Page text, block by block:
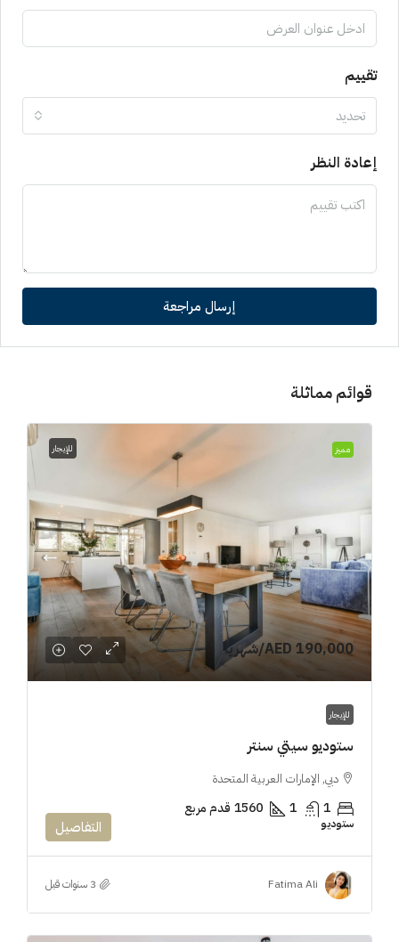
تقييم
تحديد
إعادة النظر
إرسال مراجعة
قوائم مماثلة
مميز للإيجار
AED 190,000/شهريا
للإيجار
ستوديو سيتي سنتر
دبي, الإمارات العربية المتحدة
1
1
1560 قدم مربع
ستوديو التفاصيل
Fatima Ali